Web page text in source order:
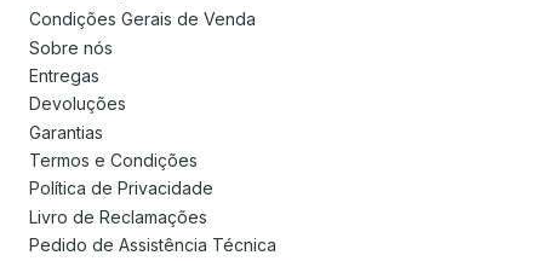
Condições Gerais de Venda
Sobre nós
Entregas
Devoluções
Garantias
Termos e Condições
Política de Privacidade
Livro de Reclamações
Pedido de Assistência Técnica